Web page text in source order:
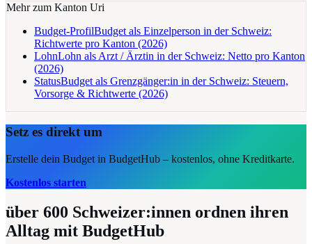
Mehr zum Kanton Uri
Budget-ProfilBudget als Einzelperson in der Schweiz:
Richtwerte pro Kanton (2026)
LohnLohn als Arzt / Ärztin in der Schweiz: Netto pro Kanton
(2026)
StatusBudget als Grenzgänger:in in der Schweiz: Steuern,
Vorsorge & Richtwerte (2026)
Setz es direkt um
Erstelle dein Budget in BudgetHub – kostenlos, ohne Kreditkarte.
Kostenlos starten
über 600 Schweizer:innen ordnen ihren
Alltag mit BudgetHub